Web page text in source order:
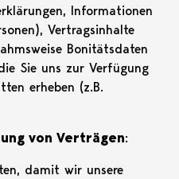
Informationen
Vertragsinhalte
Bonitätsdaten
Sie uns zur Verfügung
erheben (z.B.
von Verträgen:
damit wir unsere